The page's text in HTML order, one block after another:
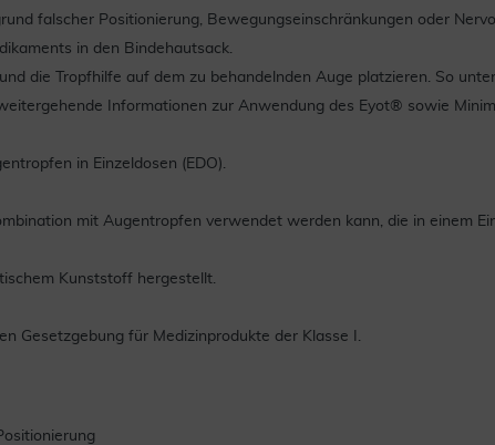
falscher Positionierung, Bewegungseinschränkungen oder
in den Bindehautsack.
die Tropfhilfe auf dem zu behandelnden Auge platzieren. So
Informationen zur Anwendung des Eyot® sowie
in Einzeldosen (EDO).
mit Augentropfen verwendet werden kann, die in einem
Kunststoff hergestellt.
Gesetzgebung für Medizinprodukte der Klasse I.